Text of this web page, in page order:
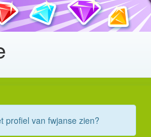
profiel van fwjanse zien?